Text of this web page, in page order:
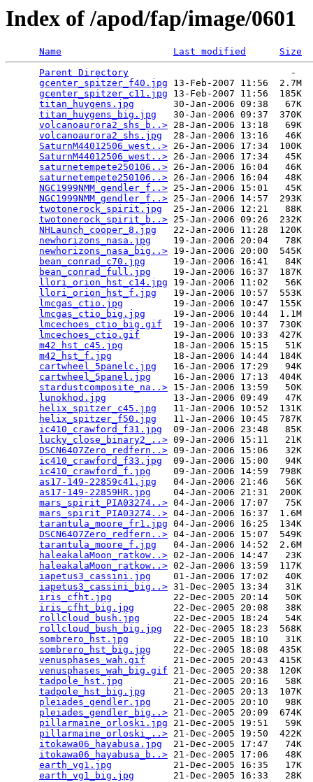
Index of /apod/fap/image/0601
Name Last modified
Size
Parent Directory
                             -
gcenter_spitzer_f40.jpg 13-Feb-2007 11:56  2.7M
gcenter_spitzer_c11.jpg 13-Feb-2007 11:56  185K
titan_huygens.jpg
       30-Jan-2006 09:38   67K
titan_huygens_big.jpg
   30-Jan-2006 09:37  370K
volcanoaurora2_shs_b..> 28-Jan-2006 13:18   69K
volcanoaurora2_shs.jpg
  28-Jan-2006 13:16   46K
SaturnM44012506_west..> 26-Jan-2006 17:34  100K
SaturnM44012506_west..> 26-Jan-2006 17:34   45K
saturnetempete250106..> 26-Jan-2006 16:04   46K
saturnetempete250106..> 26-Jan-2006 16:04   48K
NGC1999NMM_gendler_f..> 25-Jan-2006 15:01   45K
NGC1999NMM_gendler_f..> 25-Jan-2006 14:57  293K
twotonerock_spirit.jpg
  25-Jan-2006 12:21   88K
twotonerock_spirit_b..> 25-Jan-2006 09:26  232K
NHLaunch_cooper_8.jpg
   22-Jan-2006 11:28  120K
newhorizons_nasa.jpg
    19-Jan-2006 20:04   78K
newhorizons_nasa_big..> 19-Jan-2006 20:00  545K
bean_conrad_c70.jpg
     19-Jan-2006 16:41   84K
bean_conrad_full.jpg
    19-Jan-2006 16:37  187K
llori_orion_hst_c14.jpg 19-Jan-2006 11:02   56K
llori_orion_hst_f.jpg
   19-Jan-2006 10:57  553K
lmcgas_ctio.jpg
         19-Jan-2006 10:47  155K
lmcgas_ctio_big.jpg
     19-Jan-2006 10:44  1.1M
lmcechoes_ctio_big.gif
  19-Jan-2006 10:37  730K
lmcechoes_ctio.gif
      19-Jan-2006 10:33  427K
m42_hst_c45.jpg
         18-Jan-2006 15:15   51K
m42_hst_f.jpg
           18-Jan-2006 14:44  184K
cartwheel_5panelc.jpg
   16-Jan-2006 17:29   94K
cartwheel_5panel.jpg
    16-Jan-2006 17:13  404K
stardustcomposite_na..> 15-Jan-2006 13:59   50K
lunokhod.jpg
            13-Jan-2006 09:49   47K
helix_spitzer_c45.jpg
   11-Jan-2006 10:52  131K
helix_spitzer_f50.jpg
   11-Jan-2006 10:45  787K
ic410_crawford_f31.jpg
  09-Jan-2006 23:48   85K
lucky_close_binary2_..> 09-Jan-2006 15:11   21K
DSCN6407Zero_redfern..> 09-Jan-2006 15:06   32K
ic410_crawford_f33.jpg
  09-Jan-2006 15:00   94K
ic410_crawford_f.jpg
    09-Jan-2006 14:59  798K
as17-149-22859c41.jpg
   04-Jan-2006 21:46   56K
as17-149-22859HR.jpg
    04-Jan-2006 21:31  200K
mars_spirit_PIA03274..> 04-Jan-2006 17:07   75K
mars_spirit_PIA03274..> 04-Jan-2006 16:37  1.6M
tarantula_moore_fr1.jpg 04-Jan-2006 16:25  134K
DSCN6407Zero_redfern..> 04-Jan-2006 15:07  549K
tarantula_moore_f.jpg
   04-Jan-2006 14:52  2.6M
haleakalaMoon_ratkow..> 02-Jan-2006 14:47   23K
haleakalaMoon_ratkow..> 02-Jan-2006 13:59  117K
iapetus3_cassini.jpg
    01-Jan-2006 17:02   40K
iapetus3_cassini_big..> 31-Dec-2005 13:34   31K
iris_cfht.jpg
           22-Dec-2005 20:14   50K
iris_cfht_big.jpg
       22-Dec-2005 20:08   38K
rollcloud_bush.jpg
      22-Dec-2005 18:24   54K
rollcloud_bush_big.jpg
  22-Dec-2005 18:23  568K
sombrero_hst.jpg
        22-Dec-2005 18:10   31K
sombrero_hst_big.jpg
    22-Dec-2005 18:08  435K
venusphases_wah.gif
     21-Dec-2005 20:43  415K
venusphases_wah_big.gif 21-Dec-2005 20:38  120K
tadpole_hst.jpg
         21-Dec-2005 20:16   58K
tadpole_hst_big.jpg
     21-Dec-2005 20:13  107K
pleiades_gendler.jpg
    21-Dec-2005 20:10   98K
pleiades_gendler_big..> 21-Dec-2005 20:09  674K
pillarmaine_orloski.jpg 21-Dec-2005 19:51   59K
pillarmaine_orloski_..> 21-Dec-2005 19:50  422K
itokawa06_hayabusa.jpg
  21-Dec-2005 17:47   74K
itokawa06_hayabusa_b..> 21-Dec-2005 17:06   48K
earth_vg1.jpg
           21-Dec-2005 16:35   17K
earth_vg1_big.jpg